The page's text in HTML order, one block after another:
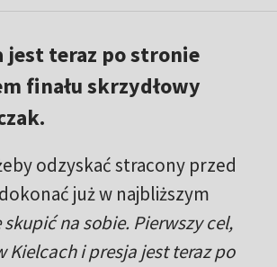
jest teraz po stronie
finału skrzydłowy
odzyskać stracony przed
już w najbliższym
na sobie. Pierwszy cel,
i presja jest teraz po